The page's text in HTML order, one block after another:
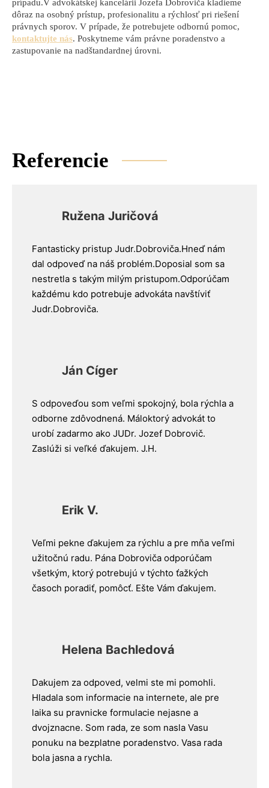
prípadu.V advokátskej kancelárii Jozefa Dobroviča kladieme
dôraz na osobný prístup, profesionalitu a rýchlosť pri riešení
právnych sporov. V prípade, že potrebujete odbornú pomoc,
kontaktujte nás. Poskytneme vám právne poradenstvo a
zastupovanie na nadštandardnej úrovni.
Referencie
Ružena Juričová
Fantasticky pristup Judr.Dobroviča.Hneď nám
dal odpoveď na náš problém.Doposial som sa
nestretla s takým milým pristupom.Odporúčam
každému kdo potrebuje advokáta navštíviť
Judr.Dobroviča.
Ján Cíger
S odpoveďou som veľmi spokojný, bola rýchla a
odborne zdôvodnená. Máloktorý advokát to
urobí zadarmo ako JUDr. Jozef Dobrovič.
Zaslúži si veľké ďakujem. J.H.
Erik V.
Veľmi pekne ďakujem za rýchlu a pre mňa veľmi
užitočnú radu. Pána Dobroviča odporúčam
všetkým, ktorý potrebujú v týchto ťažkých
časoch poradiť, pomôcť. Ešte Vám ďakujem.
Helena Bachledová
Dakujem za odpoved, velmi ste mi pomohli.
Hladala som informacie na internete, ale pre
laika su pravnicke formulacie nejasne a
dvojznacne. Som rada, ze som nasla Vasu
ponuku na bezplatne poradenstvo. Vasa rada
bola jasna a rychla.